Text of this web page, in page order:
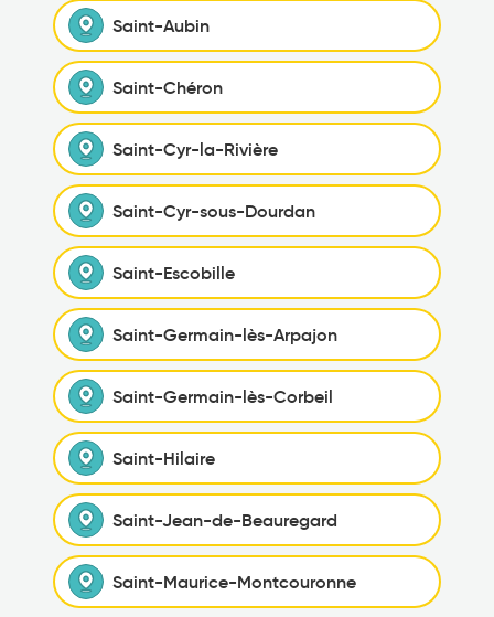
Saint-Aubin
Saint-Chéron
Saint-Cyr-la-Rivière
Saint-Cyr-sous-Dourdan
Saint-Escobille
Saint-Germain-lès-Arpajon
Saint-Germain-lès-Corbeil
Saint-Hilaire
Saint-Jean-de-Beauregard
Saint-Maurice-Montcouronne